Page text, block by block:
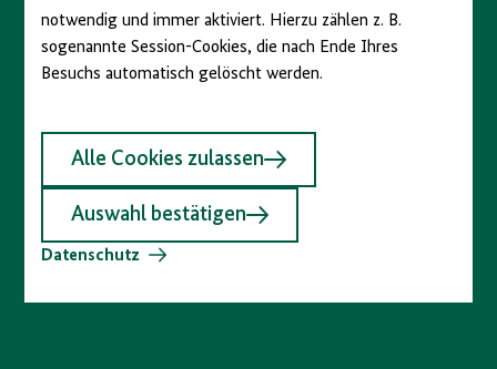
notwendig und immer aktiviert. Hierzu zählen z. B.
sogenannte Session-Cookies, die nach Ende Ihres
Besuchs automatisch gelöscht werden.
Alle Cookies zulassen
Auswahl bestätigen
Datenschutz